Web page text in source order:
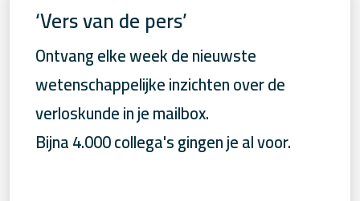
‘Vers van de pers’
Ontvang elke week de nieuwste
wetenschappelijke inzichten over de
verloskunde in je mailbox.
Bijna 4.000 collega's gingen je al voor.